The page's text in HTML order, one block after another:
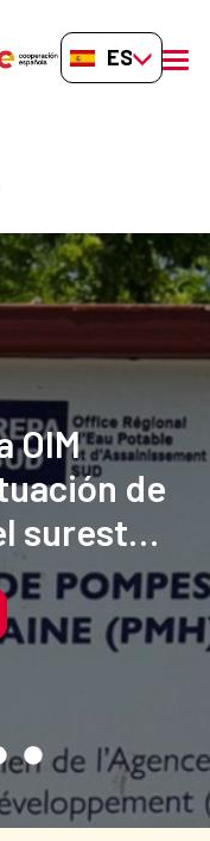
ES-ES
OIM
de
sureste
el